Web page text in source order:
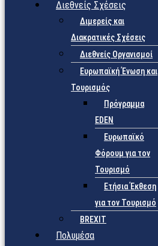
Διεθνείς Σχέσεις
Διμερείς και
Διακρατικές Σχέσεις
Διεθνείς Οργανισμοί
Ευρωπαϊκή Ένωση και
Τουρισμός
Πρόγραμμα
EDEN
Ευρωπαϊκό
Φόρουμ για τον
Τουρισμό
Ετήσια Έκθεση
για τον Τουρισμό
BREXIT
Πολυμέσα